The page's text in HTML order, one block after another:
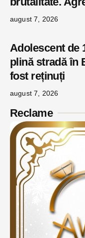
august 7, 2026
Adolescent de
plină stradă în
fost reținuți
august 7, 2026
Reclame